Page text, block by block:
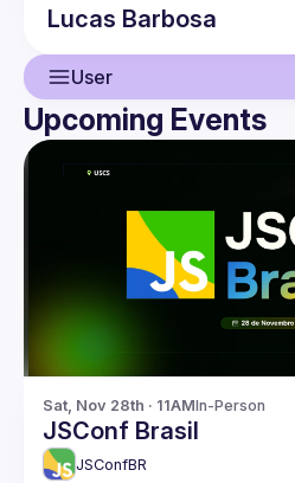
Lucas Barbosa
User
User
Events
Upcoming Events
Sat, Nov 28th · 11AMIn-Person
JSConf Brasil
JSConfBR